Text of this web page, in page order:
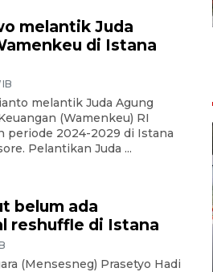
melantik Juda
di Istana
melantik Juda Agung
(Wamenkeu) RI
periode 2024-2029 di Istana
Pelantikan Juda ...
belum ada
reshuffle di Istana
(Mensesneg) Prasetyo Hadi
seni rupa karya
neurodivergen